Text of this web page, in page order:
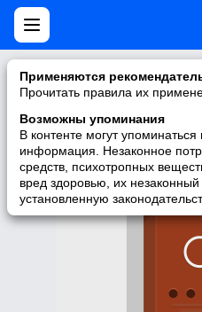
Применяются
Прочитать правила их
Возможны упоминания
В контенте могут
информация. Незаконное
средств, психотропных
вред здоровью, их
установленную
Нет мобильной версии
У запрашиваемой вами
версию Моего Мира.
Перейти на полную версию